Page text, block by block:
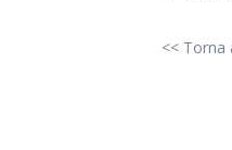
<< Torna